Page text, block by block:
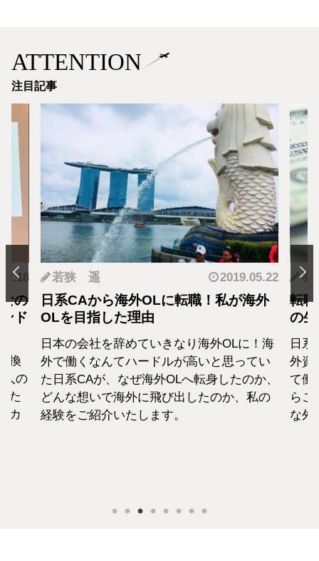
ATTENTION
注目記事
の
ド
換
人の
た
カ
若狭 遥 2019.05.22
日系CAから海外OLに転職！私が海外
OLを目指した理由
日本の会社を辞めていきなり海外OLに！海
外で働くなんてハードルが高いと思ってい
た日系CAが、なぜ海外OLへ転身したのか、
どんな想いで海外に飛び出したのか、私の
経験をご紹介いたします。
羽
転
の
日
外資
て働
らこ
な外